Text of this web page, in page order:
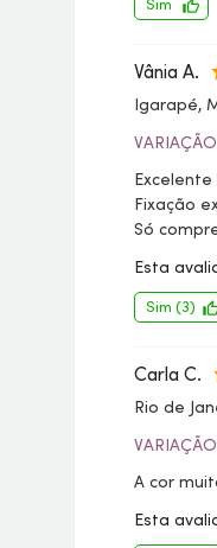
Sim
Vânia A.
Igarapé,
Fixação
Só
Esta
Sim (3)
Carla C.
Rio de
A cor
Esta